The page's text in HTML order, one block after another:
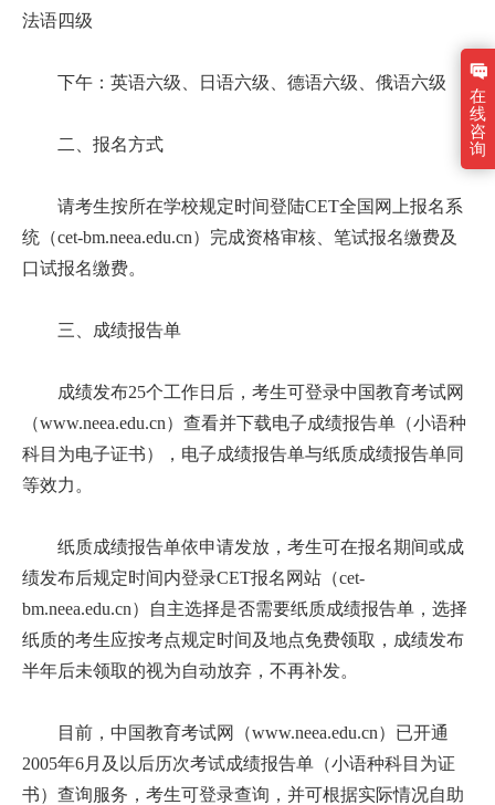
法语四级
下午：英语六级、日语六级、德语六级、俄语六级
二、报名方式
请考生按所在学校规定时间登陆CET全国网上报名系
统（cet-bm.neea.edu.cn）完成资格审核、笔试报名缴费及
口试报名缴费。
三、成绩报告单
成绩发布25个工作日后，考生可登录中国教育考试网
（www.neea.edu.cn）查看并下载电子成绩报告单（小语种
科目为电子证书），电子成绩报告单与纸质成绩报告单同
等效力。
纸质成绩报告单依申请发放，考生可在报名期间或成
绩发布后规定时间内登录CET报名网站（cet-
bm.neea.edu.cn）自主选择是否需要纸质成绩报告单，选择
纸质的考生应按考点规定时间及地点免费领取，成绩发布
半年后未领取的视为自动放弃，不再补发。
目前，中国教育考试网（www.neea.edu.cn）已开通
2005年6月及以后历次考试成绩报告单（小语种科目为证
书）查询服务，考生可登录查询，并可根据实际情况自助
在
线
咨
询